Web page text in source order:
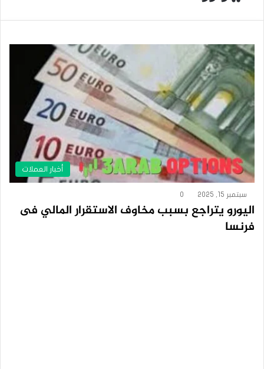
أخبار العملات
سبتمبر 15, 2025 0
اليورو يتراجع بسبب مخاوف الاستقرار المالي فى
فرنسا